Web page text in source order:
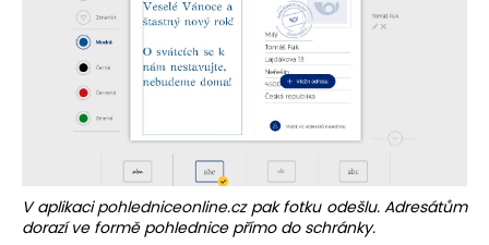
V aplikacipohledniceonline.czpak fotku odešlu. Adresátům
dorazí ve formě pohlednice přímo do schránky.